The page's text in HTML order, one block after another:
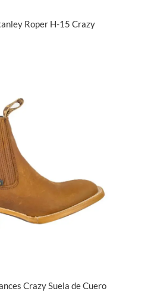
Roper H-15 Crazy
Crazy Suela de Cuero